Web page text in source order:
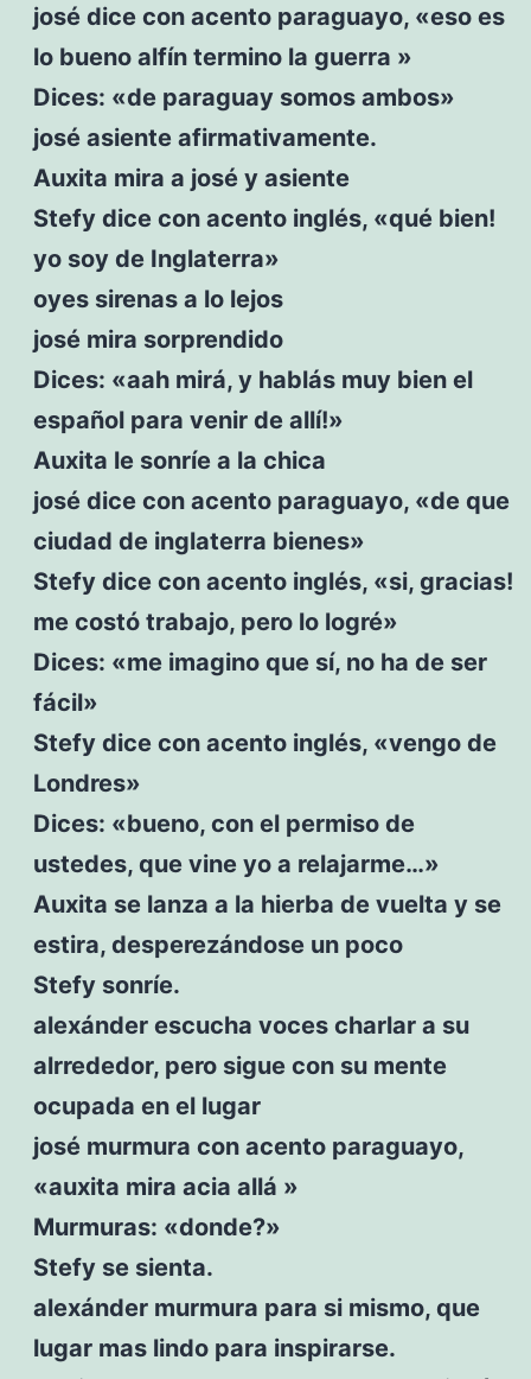
josé dice con acento paraguayo, «eso es
lo bueno alfín termino la guerra »
Dices: «de paraguay somos ambos»
josé asiente afirmativamente.
Auxita mira a josé y asiente
Stefy dice con acento inglés, «qué bien!
yo soy de Inglaterra»
oyes sirenas a lo lejos
josé mira sorprendido
Dices: «aah mirá, y hablás muy bien el
español para venir de allí!»
Auxita le sonríe a la chica
josé dice con acento paraguayo, «de que
ciudad de inglaterra bienes»
Stefy dice con acento inglés, «si, gracias!
me costó trabajo, pero lo logré»
Dices: «me imagino que sí, no ha de ser
fácil»
Stefy dice con acento inglés, «vengo de
Londres»
Dices: «bueno, con el permiso de
ustedes, que vine yo a relajarme…»
Auxita se lanza a la hierba de vuelta y se
estira, desperezándose un poco
Stefy sonríe.
alexánder escucha voces charlar a su
alrrededor, pero sigue con su mente
ocupada en el lugar
josé murmura con acento paraguayo,
«auxita mira acia allá »
Murmuras: «donde?»
Stefy se sienta.
alexánder murmura para si mismo, que
lugar mas lindo para inspirarse.